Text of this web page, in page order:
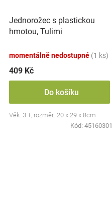
Jednorožec s plastickou
hmotou, Tulimi
momentálně nedostupné (1 ks)
409 Kč
Do košíku
Věk: 3 +, rozměr: 20 x 29 x 8cm
Kód: 45160301